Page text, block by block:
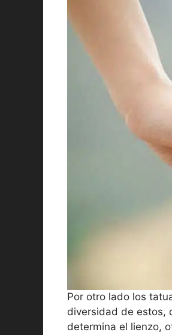
Por otro lado los
diversidad de estos,
determina el lienzo,